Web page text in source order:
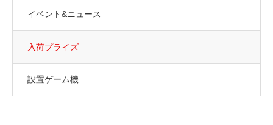
イベント&ニュース
入荷プライズ
設置ゲーム機